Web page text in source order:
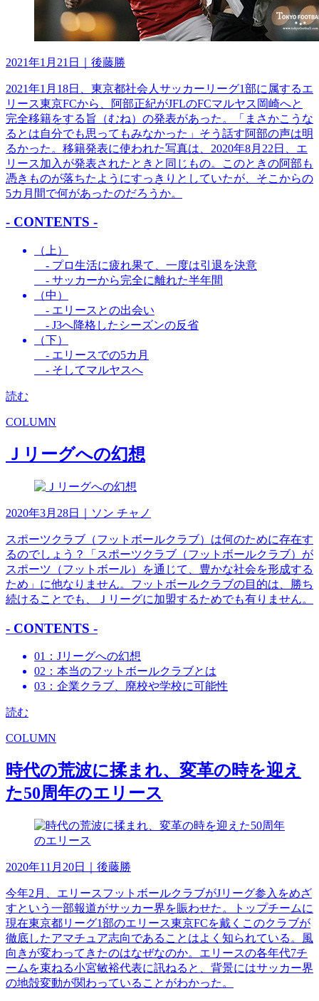
2021年1月21日 ｜後藤勝
2021年1月18日、東京都社会人サッカーリーグ1部に属するエ
リース東京FCから、阿部正紀がJFLのFCマルヤス岡崎へと
完全移籍をする旨（むね）の発表があった。「まさかこうな
るとは自分でも思ってもみなかった」そう話す阿部の声は明
るかった。移籍発表に使われた写真は、2020年8月22日、エ
リース加入が発表されたときと同じもの。このときの阿部も
憑きものが落ちたようにすっきりとしていたが、そこからの
5カ月間で何があったのだろうか。
- CONTENTS -
（上）
- プロ生活に疲れ果て、一度は引退を決意
- サッカーから完全に離れた半年間
（中）
- エリースとの出会い
- J3へ降格したシーズンの反省
（下）
- エリースでの5カ月
- そしてマルヤスへ
読む
COLUMN
Ｊリーグへの幻想
2020年3月28日 ｜ソン チャノ
スポーツクラブ（フットボールクラブ）は何のために存在す
るのでしょう？「スポーツクラブ（フットボールクラブ）が
スポーツ（フットボール）を通じて、豊かな社会を形成する
ため」に他なりません。フットボールクラブの目的は、勝ち
続けることでも、Ｊリーグに加盟するためでも有りません。
- CONTENTS -
01：Jリーグへの幻想
02：本当のフットボールクラブとは
03：企業クラブ、廃校や学校に可能性
読む
COLUMN
時代の荒波に揉まれ、変革の時を迎え
た50周年のエリース
2020年11月20日 ｜後藤勝
今年2月、エリースフットボールクラブがJリーグ参入をめざ
すという一部報道がサッカー界を賑わせた。トップチームに
現在東京都リーグ1部のエリース東京FCを戴くこのクラブが
徹底したアマチュア志向であることはよく知られている。風
向きが変わってきたのはなぜなのか。エリースの各年代7チ
ームを束ねる小宮敏裕代表に訊ねると、背景にはサッカー界
の地殻変動が関わっていることがわかった。